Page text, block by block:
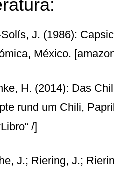
J. (1986):
México.
H. (2014): Das
rund um Chili,
/]
J.; Riering, J.;